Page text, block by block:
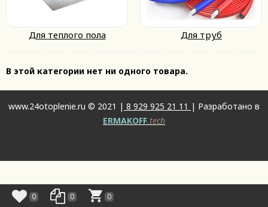
Для теплого пола Для труб
В этой категории нет ни одного товара.
www.24otoplenie.ru © 2021 | 8 929 925 21 11 | Разработано в
ERMAKOFF.tech
0 0 0